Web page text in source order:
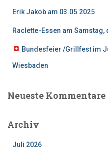
Erik Jakob am 03.05.2025
Raclette-Essen am Samstag,
Bundesfeier /Grillfest im
Wiesbaden
Neueste Kommentare
Archiv
Juli 2026